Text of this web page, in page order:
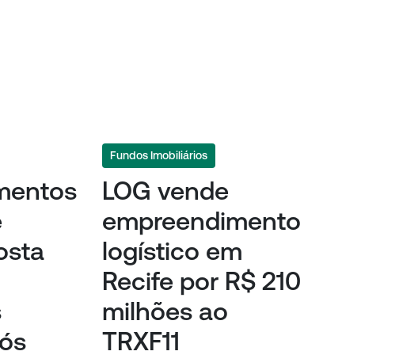
Fundos Imobiliários
LOG vende
empreendimento
logístico em
Recife por R$ 210
milhões ao
TRXF11